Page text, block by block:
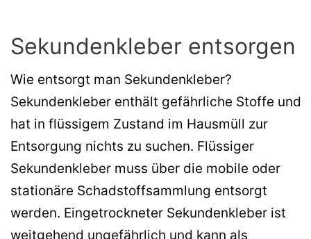
Sekundenkleber entsorgen
Wie entsorgt man Sekundenkleber?
Sekundenkleber enthält gefährliche Stoffe und
hat in flüssigem Zustand im Hausmüll zur
Entsorgung nichts zu suchen. Flüssiger
Sekundenkleber muss über die mobile oder
stationäre Schadstoffsammlung entsorgt
werden. Eingetrockneter Sekundenkleber ist
weitgehend ungefährlich und kann als